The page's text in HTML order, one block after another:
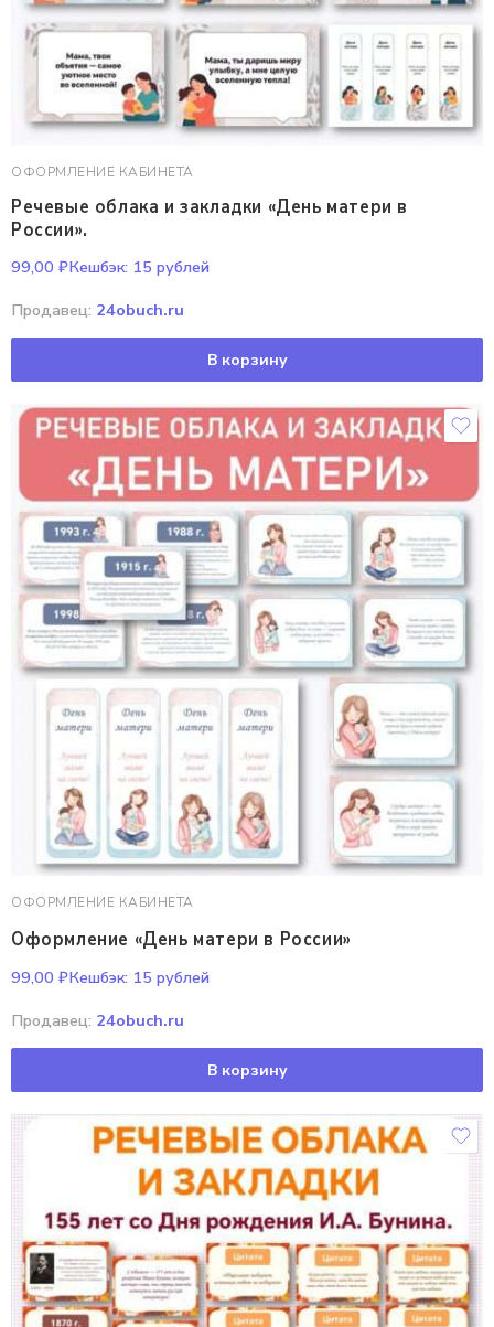
ОФОРМЛЕНИЕ КАБИНЕТА
Речевые облака и закладки «День матери в
России».
99,00 ₽Кешбэк: 15 рублей
Продавец: 24obuch.ru
В корзину
ОФОРМЛЕНИЕ КАБИНЕТА
Оформление «День матери в России»
99,00 ₽Кешбэк: 15 рублей
Продавец: 24obuch.ru
В корзину